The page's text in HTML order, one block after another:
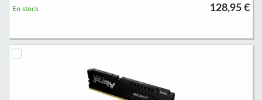
128,95 €
En stock